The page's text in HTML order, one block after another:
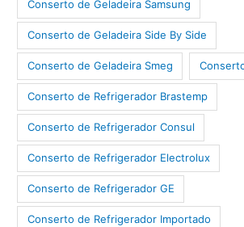
Conserto de Geladeira Samsung
Conserto de Geladeira Side By Side
Conserto de Geladeira Smeg
Conserto de Refrigerador Brastemp
Conserto de Refrigerador Consul
Conserto de Refrigerador Electrolux
Conserto de Refrigerador GE
Conserto de Refrigerador Importado